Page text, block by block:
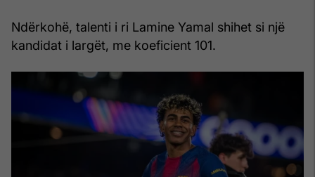
Ndërkohë, talenti i ri Lamine Yamal shihet si një
kandidat i largët, me koeficient 101.